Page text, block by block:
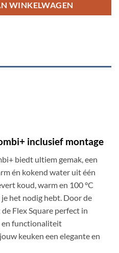
WINKELWAGEN
inclusief montage
biedt ultiem gemak, een
én kokend water uit één
koud, warm en 100 °C
het nodig hebt. Door de
Flex Square perfect in
en functionaliteit
keuken een elegante en